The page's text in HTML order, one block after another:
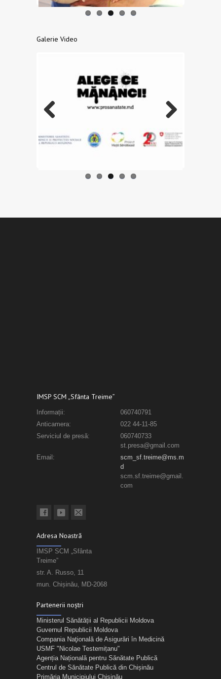
Galerie Video
us
IMSP SCM „Sfânta Treime”
Informații:
060740791
Anticamera:
022 44-11-85
Serviciul de presă:
060740733
st.presa@gmail.com
Email:
scm_sf.treime@ms.m
d
scm.sf.treime@gmail.
com
Adresa Noastră
IMSP SCM „Sfânta
Treime”
str. A. Russo, 11
mun. Chișinău, MD-2068
Partenerii noștri
Ministerul Sănătății al Republicii Moldova
Guvernul Republicii Moldova
Compania Naţională de Asigurări în Medicină
USMF "Nicolae Testemițanu"
Agenția Națională pentru Sănătate Publică
Centrul de Sănătate Publică din Chișinău
Primăria Municipiului Chișinău